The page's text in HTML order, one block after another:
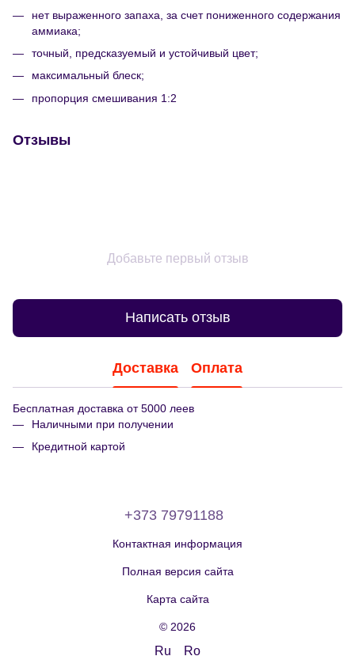
нет выраженного запаха, за счет пониженного содержания
аммиака;
точный, предсказуемый и устойчивый цвет;
максимальный блеск;
пропорция смешивания 1:2
Отзывы
Добавьте первый отзыв
Написать отзыв
Доставка Оплата
Бесплатная доставка от 5000 леев
Наличными при получении
Кредитной картой
+373 79791188
Контактная информация
Полная версия сайта
Карта сайта
© 2026
Ru Ro